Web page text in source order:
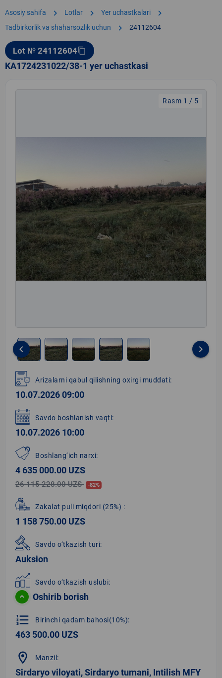
Asosiy sahifa chevron_right Lotlar chevron_right Yer uchastkalari chevron_right
Tadbirkorlik va shaharsozlik uchun chevron_right 24112604
Lot № 24112604content_copy
KA1724231022/38-1 yer uchastkasi
Rasm 1 / 5
1
of
5
keyboard_arrow_left keyboard_arrow_right
Arizalarni qabul qilishning oxirgi muddati:
10.07.2026 09:00
Savdo boshlanish vaqti:
10.07.2026 10:00
Boshlang‘ich narxi:
4 635 000.00 UZS
26 115 228.00 UZS -82%
Zakalat puli miqdori (25%) :
1 158 750.00 UZS
Savdo o‘tkazish turi:
Auksion
Savdo o‘tkazish uslubi:
Oshirib borish
format_list_numbered Birinchi qadam bahosi(10%):
463 500.00 UZS
location_on Manzil:
Sirdaryo viloyati, Sirdaryo tumani, Intilish MFY